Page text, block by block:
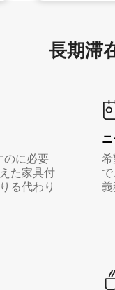
長期滞
のに必要
た家具付
る代わり